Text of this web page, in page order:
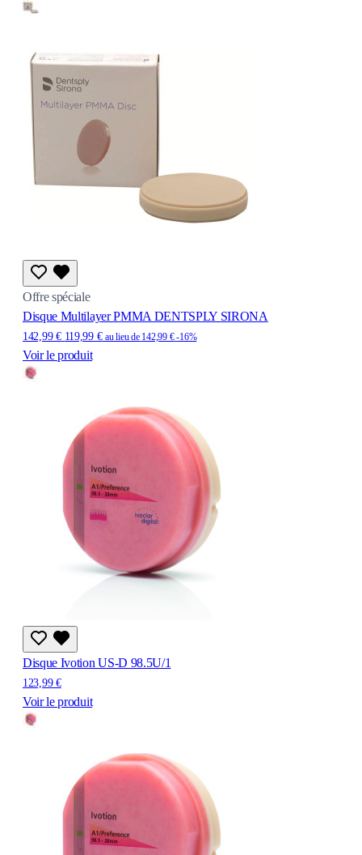
Offre spéciale
Disque Multilayer PMMA DENTSPLY SIRONA
142,99 € 119,99 € au lieu de 142,99 €-16%
Voir le produit
Disque Ivotion US-D 98.5U/1
123,99 €
Voir le produit